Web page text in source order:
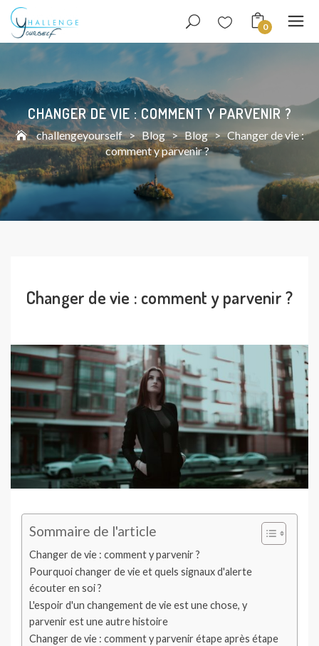
0
CHANGER DE VIE : COMMENT Y PARVENIR ?
challengeyourself > Blog > Blog > Changer de vie :
comment y parvenir ?
Changer de vie : comment y parvenir ?
Sommaire de l'article
Changer de vie : comment y parvenir ?
Pourquoi changer de vie et quels signaux d'alerte
écouter en soi ?
L'espoir d'un changement de vie est une chose, y
parvenir est une autre histoire
Changer de vie : comment y parvenir étape après étape